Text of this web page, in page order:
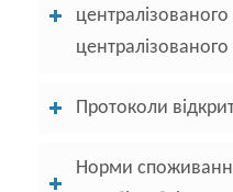
Протоколи
Норми споживання